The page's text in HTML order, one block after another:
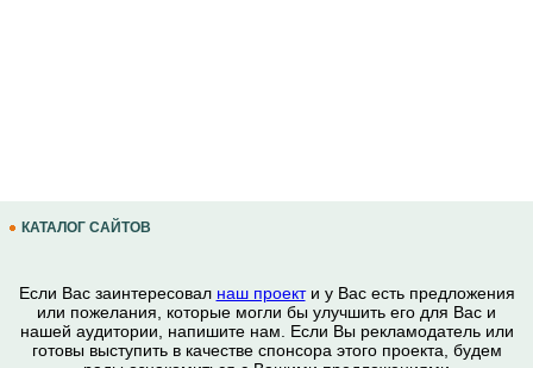
КАТАЛОГ САЙТОВ
Если Вас заинтересовал наш проекти у Вас есть предложения
или пожелания, которые могли бы улучшить его для Вас и
нашей аудитории, напишите нам. Если Вы рекламодатель или
готовы выступить в качестве спонсора этого проекта, будем